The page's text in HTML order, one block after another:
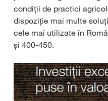
condiții de practici
dispoziție mai multe
cele mai utilizate în
și 400-450.